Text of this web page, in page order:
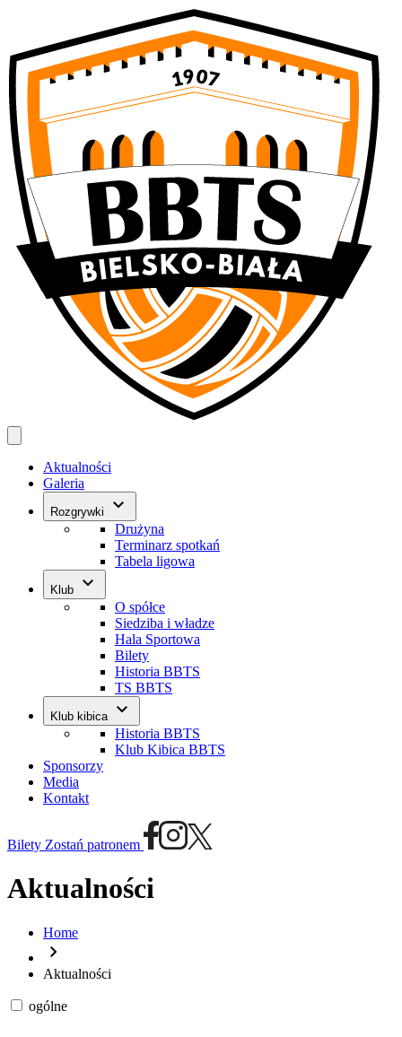
Aktualności
Galeria
Rozgrywki keyboard_arrow_down
Drużyna
Terminarz spotkań
Tabela ligowa
Klub keyboard_arrow_down
O spółce
Siedziba i władze
Hala Sportowa
Bilety
Historia BBTS
TS BBTS
Klub kibica keyboard_arrow_down
Historia BBTS
Klub Kibica BBTS
Sponsorzy
Media
Kontakt
Bilety Zostań patronem
Aktualności
Home
chevron_right
Aktualności
ogólne